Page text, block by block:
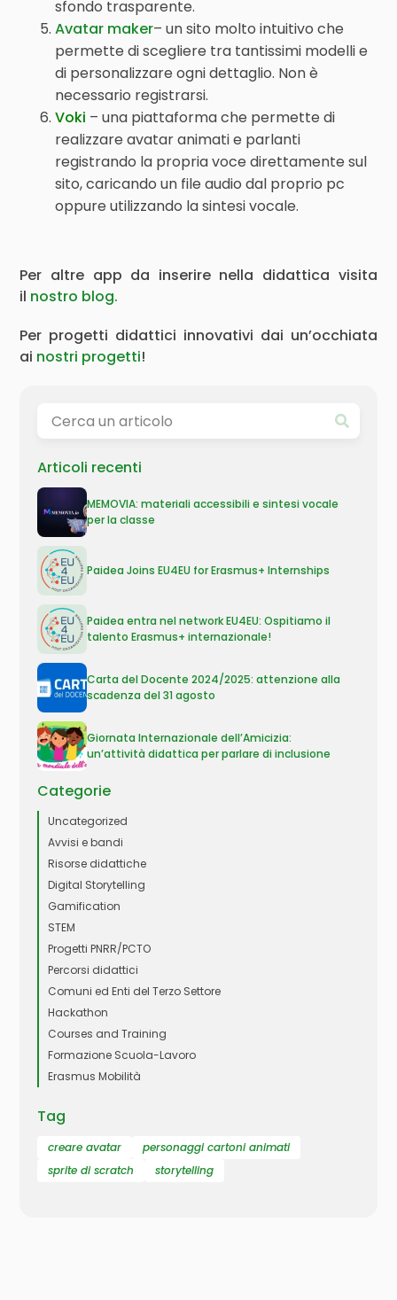
sfondo trasparente.
Avatar maker– un sito molto intuitivo che
permette di scegliere tra tantissimi modelli e
di personalizzare ogni dettaglio. Non è
necessario registrarsi.
Voki – una piattaforma che permette di
realizzare avatar animati e parlanti
registrando la propria voce direttamente sul
sito, caricando un file audio dal proprio pc
oppure utilizzando la sintesi vocale.
Per altre app da inserire nella didattica visita
il nostro blog.
Per progetti didattici innovativi dai un’occhiata
ai nostri progetti!
Articoli recenti
MEMOVIA: materiali accessibili e sintesi vocale
per la classe
Paidea Joins EU4EU for Erasmus+ Internships
Paidea entra nel network EU4EU: Ospitiamo il
talento Erasmus+ internazionale!
Carta del Docente 2024/2025: attenzione alla
scadenza del 31 agosto
Giornata Internazionale dell’Amicizia:
un’attività didattica per parlare di inclusione
Categorie
Uncategorized
Avvisi e bandi
Risorse didattiche
Digital Storytelling
Gamification
STEM
Progetti PNRR/PCTO
Percorsi didattici
Comuni ed Enti del Terzo Settore
Hackathon
Courses and Training
Formazione Scuola-Lavoro
Erasmus Mobilità
Tag
creare avatar
personaggi cartoni animati
sprite di scratch
storytelling